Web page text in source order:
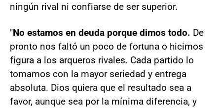
ningún rival ni confiarse de ser superior.
"No estamos en deuda porque dimos todo. De
pronto nos faltó un poco de fortuna o hicimos
figura a los arqueros rivales. Cada partido lo
tomamos con la mayor seriedad y entrega
absoluta. Dios quiera que el resultado sea a
favor, aunque sea por la mínima diferencia, y